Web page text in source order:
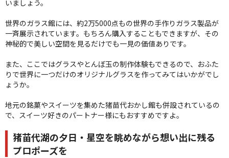
いましょう。
世界のガラス館には、約2万5000点もの世界の手作りガラス製品が
一斉展示されています。もちろん購入することもできますが、その
神秘的で美しい空間を見るだけでも一見の価値ありです。
また、ここではグラスやとんぼ玉の制作体験もできるので、おふた
りで世界に一つだけのオリジナルグラスを作ってみてはいかがでし
ょうか。
地元の銘菓やスイーツを集めた猪苗代おかし館も併設されているの
で、スイーツ好きのパートナー様にもおすすめですよ。
猪苗代湖の夕日・星空を眺めながら想い出に残る
プロポーズを